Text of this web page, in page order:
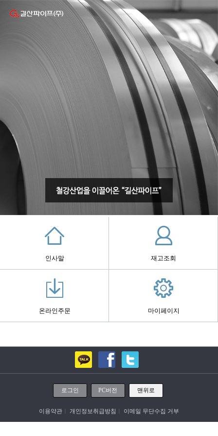
인사말 재고조회
온라인주문 마이페이지
로그인 PC버전 맨위로
이용약관 개인정보취급방침 이메일 무단수집 거부